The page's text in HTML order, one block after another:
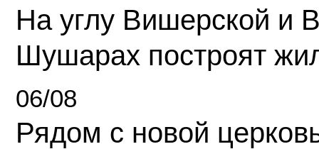
На углу Вишерской и
Шушарах построят
06/08
Рядом с новой